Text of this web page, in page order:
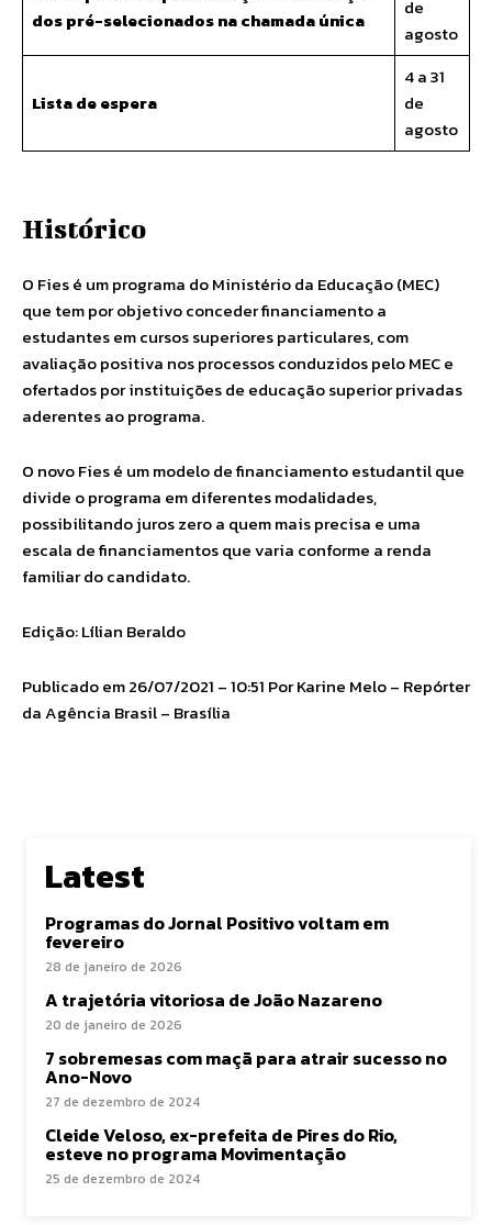
dos pré-selecionados na chamada única
de
agosto
Lista de espera
4 a 31
de
agosto
Histórico
O Fies é um programa do Ministério da Educação (MEC)
que tem por objetivo conceder financiamento a
estudantes em cursos superiores particulares, com
avaliação positiva nos processos conduzidos pelo MEC e
ofertados por instituições de educação superior privadas
aderentes ao programa.
O novo Fies é um modelo de financiamento estudantil que
divide o programa em diferentes modalidades,
possibilitando juros zero a quem mais precisa e uma
escala de financiamentos que varia conforme a renda
familiar do candidato.
Edição: Lílian Beraldo
Publicado em 26/07/2021 – 10:51 Por Karine Melo – Repórter
da Agência Brasil – Brasília
Latest
Programas do Jornal Positivo voltam em
fevereiro
28 de janeiro de 2026
A trajetória vitoriosa de João Nazareno
20 de janeiro de 2026
7 sobremesas com maçã para atrair sucesso no
Ano-Novo
27 de dezembro de 2024
Cleide Veloso, ex-prefeita de Pires do Rio,
esteve no programa Movimentação
25 de dezembro de 2024